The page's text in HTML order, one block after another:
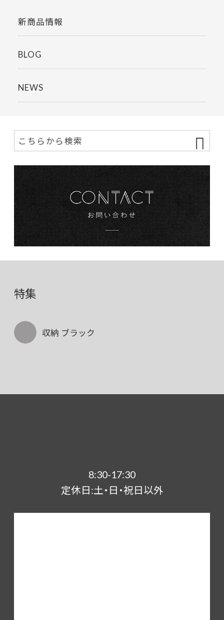
新商品情報
BLOG
NEWS
特集
収納 ブラック
8:30-17:30
定休日:土・日・祝日以外